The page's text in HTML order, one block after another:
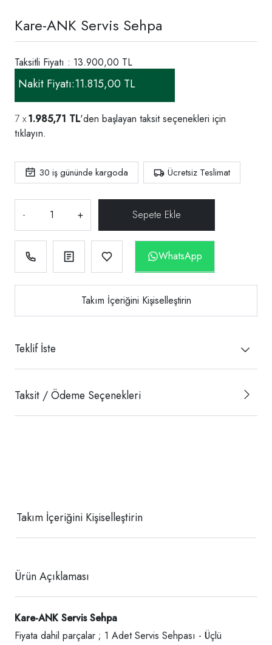
Kare-ANK Servis Sehpa
Taksitli Fiyatı : 13.900,00 TL
Nakit Fiyatı:11.815,00 TL
1.985,71 TL'den başlayan taksit seçenekleri için
tıklayın.
30 iş gününde kargoda Ücretsiz Teslimat
- +
WhatsApp
Takım İçeriğini Kişiselleştirin
Teklif İste
Taksit / Ödeme Seçenekleri
Takım İçeriğini Kişiselleştirin
Ürün Açıklaması
Kare-ANK Servis Sehpa
Fiyata dahil parçalar ; 1 Adet Servis Sehpası - Üçlü